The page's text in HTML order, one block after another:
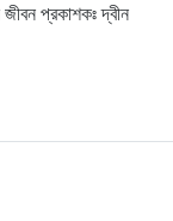
জীবন প্রকাশকঃ দ্বীন